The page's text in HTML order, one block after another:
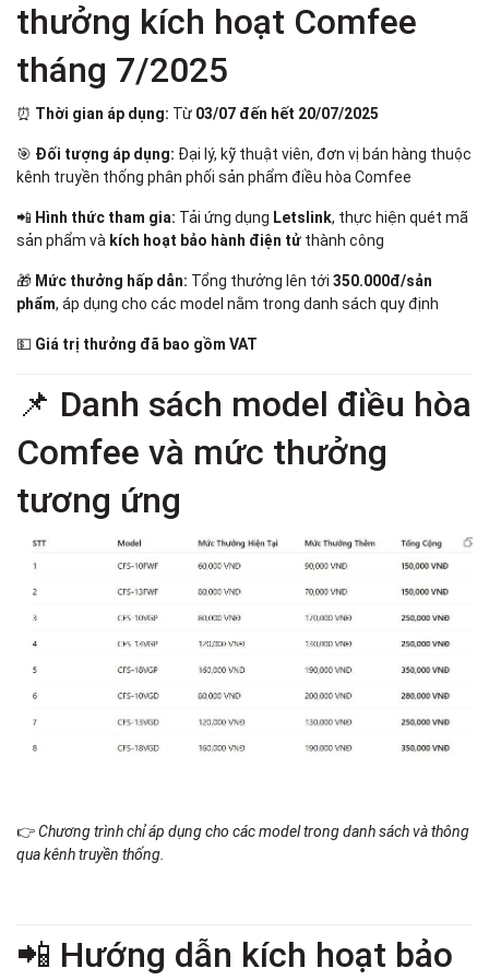
thưởng kích hoạt Comfee
tháng 7/2025
⏰ Thời gian áp dụng: Từ 03/07 đến hết 20/07/2025
🎯 Đối tượng áp dụng: Đại lý, kỹ thuật viên, đơn vị bán hàng thuộc
kênh truyền thống phân phối sản phẩm điều hòa Comfee
📲 Hình thức tham gia: Tải ứng dụng Letslink, thực hiện quét mã
sản phẩm và kích hoạt bảo hành điện tử thành công
🎁 Mức thưởng hấp dẫn: Tổng thưởng lên tới 350.000đ/sản
phẩm, áp dụng cho các model nằm trong danh sách quy định
💵 Giá trị thưởng đã bao gồm VAT
📌 Danh sách model điều hòa
Comfee và mức thưởng
tương ứng
👉Chương trình chỉ áp dụng cho các model trong danh sách và thông
qua kênh truyền thống.
📲 Hướng dẫn kích hoạt bảo